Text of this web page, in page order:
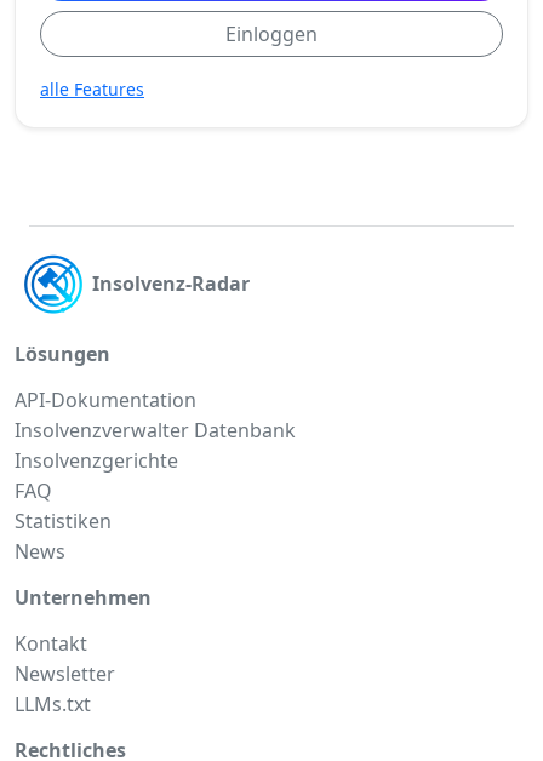
Einloggen
alle Features
Insolvenz-Radar
Lösungen
API-Dokumentation
Insolvenzverwalter Datenbank
Insolvenzgerichte
FAQ
Statistiken
News
Unternehmen
Kontakt
Newsletter
LLMs.txt
Rechtliches